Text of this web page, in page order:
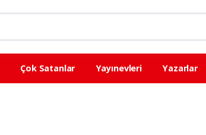
Çok Satanlar Yayınevleri Yazarlar